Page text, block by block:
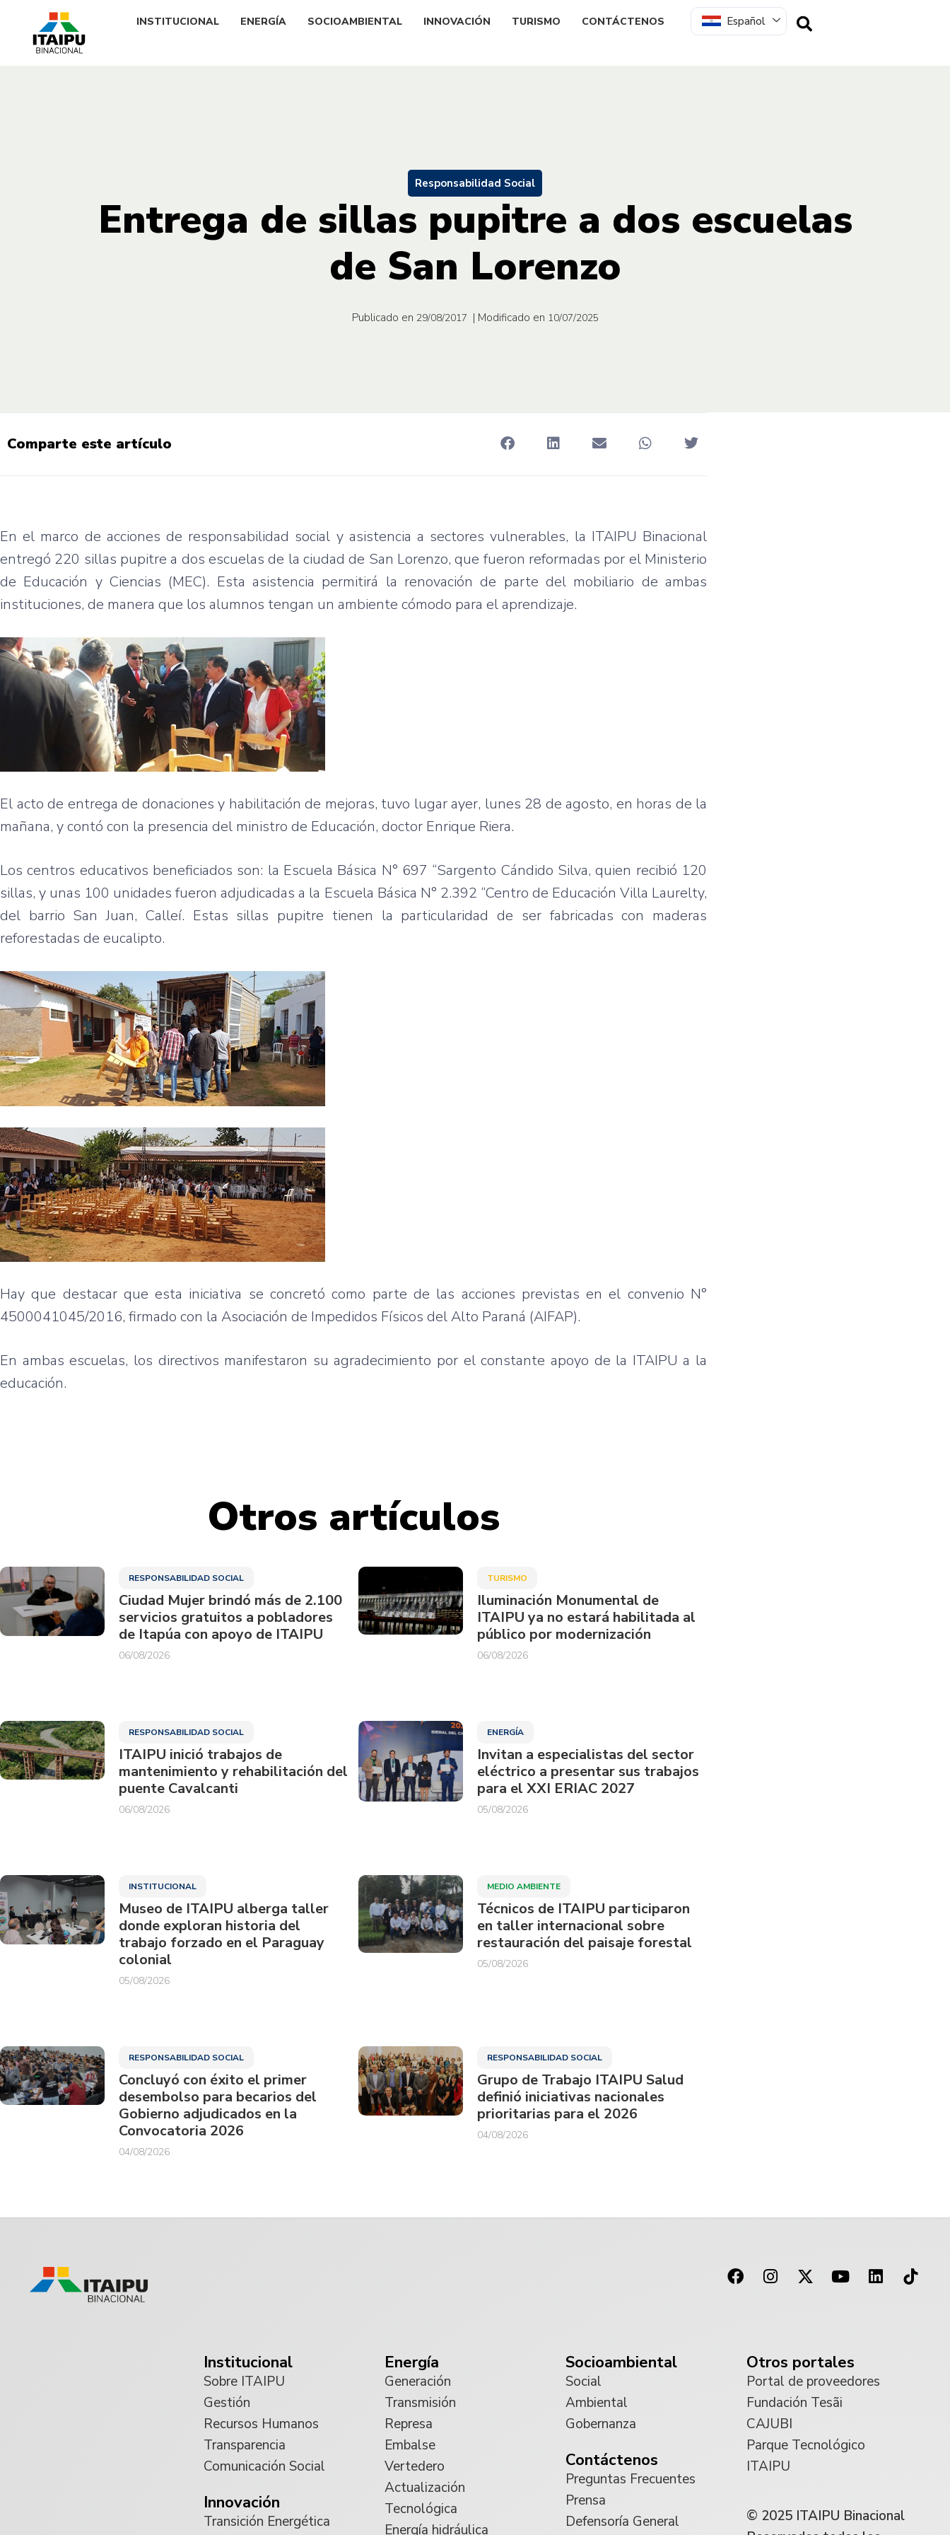
INSTITUCIONAL ENERGÍA SOCIOAMBIENTAL INNOVACIÓN TURISMO CONTÁCTENOS Español
Responsabilidad Social
Entrega de sillas pupitre a dos escuelas
de San Lorenzo
Publicado en 29/08/2017 | Modificado en 10/07/2025
Comparte este artículo
En el marco de acciones de responsabilidad social y asistencia a sectores vulnerables, la ITAIPU Binacional
entregó 220 sillas pupitre a dos escuelas de la ciudad de San Lorenzo, que fueron reformadas por el Ministerio
de Educación y Ciencias (MEC). Esta asistencia permitirá la renovación de parte del mobiliario de ambas
instituciones, de manera que los alumnos tengan un ambiente cómodo para el aprendizaje.
El acto de entrega de donaciones y habilitación de mejoras, tuvo lugar ayer, lunes 28 de agosto, en horas de la
mañana, y contó con la presencia del ministro de Educación, doctor Enrique Riera.
Los centros educativos beneficiados son: la Escuela Básica N° 697 “Sargento Cándido Silva, quien recibió 120
sillas, y unas 100 unidades fueron adjudicadas a la Escuela Básica N° 2.392 “Centro de Educación Villa Laurelty,
del barrio San Juan, Calleí. Estas sillas pupitre tienen la particularidad de ser fabricadas con maderas
reforestadas de eucalipto.
Hay que destacar que esta iniciativa se concretó como parte de las acciones previstas en el convenio N°
4500041045/2016, firmado con la Asociación de Impedidos Físicos del Alto Paraná (AIFAP).
En ambas escuelas, los directivos manifestaron su agradecimiento por el constante apoyo de la ITAIPU a la
educación.
Otros artículos
RESPONSABILIDAD SOCIAL
Ciudad Mujer brindó más de 2.100
servicios gratuitos a pobladores
de Itapúa con apoyo de ITAIPU
06/08/2026
TURISMO
Iluminación Monumental de
ITAIPU ya no estará habilitada al
público por modernización
06/08/2026
RESPONSABILIDAD SOCIAL
ITAIPU inició trabajos de
mantenimiento y rehabilitación del
puente Cavalcanti
06/08/2026
ENERGÍA
Invitan a especialistas del sector
eléctrico a presentar sus trabajos
para el XXI ERIAC 2027
05/08/2026
INSTITUCIONAL
Museo de ITAIPU alberga taller
donde exploran historia del
trabajo forzado en el Paraguay
colonial
05/08/2026
MEDIO AMBIENTE
Técnicos de ITAIPU participaron
en taller internacional sobre
restauración del paisaje forestal
05/08/2026
RESPONSABILIDAD SOCIAL
Concluyó con éxito el primer
desembolso para becarios del
Gobierno adjudicados en la
Convocatoria 2026
04/08/2026
RESPONSABILIDAD SOCIAL
Grupo de Trabajo ITAIPU Salud
definió iniciativas nacionales
prioritarias para el 2026
04/08/2026
Institucional
Sobre ITAIPU
Gestión
Recursos Humanos
Transparencia
Comunicación Social
Innovación
Transición Energética
Energía
Generación
Transmisión
Represa
Embalse
Vertedero
Actualización
Tecnológica
Energía hidráulica
Socioambiental
Social
Ambiental
Gobernanza
Contáctenos
Preguntas Frecuentes
Prensa
Defensoría General
Otros portales
Portal de proveedores
Fundación Tesãi
CAJUBI
Parque Tecnológico
ITAIPU
© 2025 ITAIPU Binacional